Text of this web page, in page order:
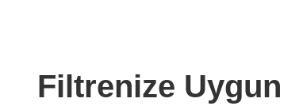
Filtrenize Uygun